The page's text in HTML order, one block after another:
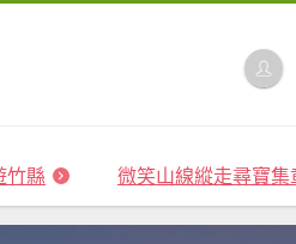
竹縣 微笑山線縱走尋寶集